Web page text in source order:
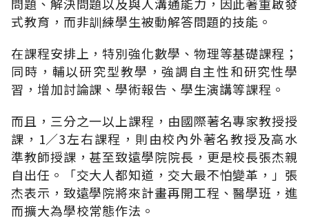
式教育，而非訓練學生被動解答問題的技能。
在課程安排上，特別強化數學、物理等基礎課程；
同時，輔以研究型教學，強調自主性和研究性學
習，增加討論課、學術報告、學生演講等課程。
而且，三分之一以上課程，由國際著名專家教授授
課，1∕3左右課程，則由校內外著名教授及高水
準教師授課，甚至致遠學院院長，更是校長張杰親
自出任。「交大人都知道，交大最不怕變革，」張
杰表示，致遠學院將來計畫再開工程、醫學班，進
而擴大為學校常態作法。